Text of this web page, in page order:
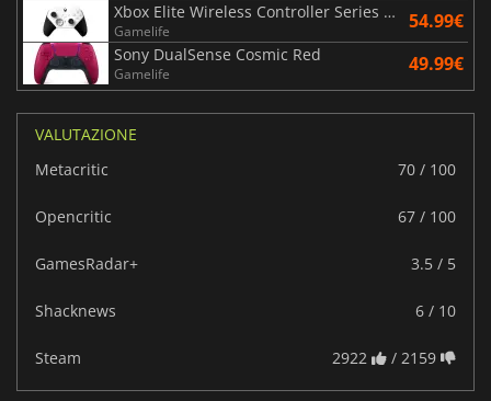
Xbox Elite Wireless Controller Series 2 - White
Gamelife 54.99€
Sony DualSense Cosmic Red
Gamelife 49.99€
VALUTAZIONE
Metacritic
70 / 100
Opencritic 67 / 100
GamesRadar+ 3.5 / 5
Shacknews 6 / 10
Steam 2922 / 2159